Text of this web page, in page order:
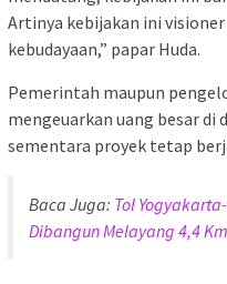
Artinya kebijakan ini
kebudayaan,” papar Huda.
Pemerintah maupun
mengeuarkan uang besar di
sementara proyek tetap
Baca Juga: Tol
Dibangun Melayang 4,4 Km